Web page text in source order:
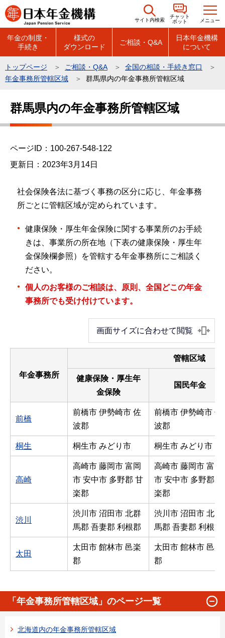
こ
の
の
す
サイト内検索
チャット
ボット
メニュー
年金の制度・
手続き
様式の
ダウンロード
ご相談・Q&A
日本年金機構
について
トップページ ご相談・Q&A
全国の相談・手続き窓口
年金事務所管轄区域
群馬県内の年金事務所管轄区域
こ
群馬県内の年金事務所管轄区域
ページID：100-267-548-122
更新日：2023年3月14日
社会保険各法に基づく事務の区分に応じ、年金事務
所ごとに管轄区域が定められています。
健康保険・厚生年金保険に関する事業所のお手続
きは、事業所の所在地（下表の健康保険・厚生年
金保険欄参照）を管轄する年金事務所にご相談く
ださい。
個人のお客様のご相談は、原則、全国どこの年金
事務所でも受け付けています。
画面サイズに合わせて閲覧
年金事務所
管轄区域
健康保険・厚生年
金保険
国民年金
前橋
前橋市 伊勢崎市 佐
波郡
前橋市 伊勢崎市 佐
波郡
桐生 桐生市 みどり市 桐生市 みどり市
高崎
高崎市 藤岡市 富岡
市 安中市 多野郡 甘
楽郡
高崎市 藤岡市 富岡
市 安中市 多野郡 甘
楽郡
渋川
渋川市 沼田市 北群
馬郡 吾妻郡 利根郡
渋川市 沼田市 北群
馬郡 吾妻郡 利根郡
太田
太田市 館林市 邑楽
郡
太田市 館林市 邑楽
郡
「年金事務所管轄区域」のページ一覧
北海道内の年金事務所管轄区域